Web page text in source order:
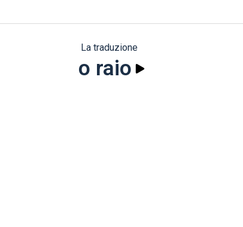
La traduzione
o raio